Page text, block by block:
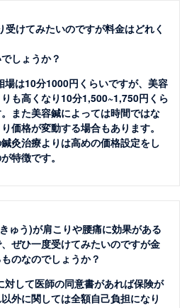
けてみたいのですが料金はどれく
しょうか？
は10分1000円くらいですが、美容
も高くなり10分1,500~1,750円くら
また美容鍼によっては時間ではな
価格が変動する場合もあります。
灸治療よりは高めの価格設定をし
特徴です。
ゅう)が肩こりや腰痛に効果がある
ぜひ一度受けてみたいのですが金
のなのでしょうか？
して医師の同意書があれば保険が
外に関しては全額自己負担になり